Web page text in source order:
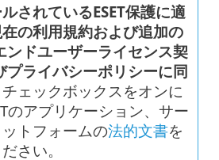
されているESET保護に適
の利用規約および追加の
ンドユーザーライセンス契
プライバシーポリシーに同
チェックボックスをオンに
のアプリケーション、サー
トフォームの法的文書を
さい。